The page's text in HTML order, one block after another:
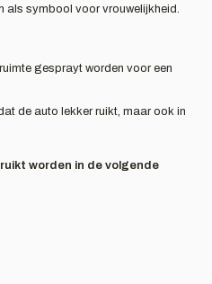
als symbool voor vrouwelijkheid.
gesprayt worden voor een
de auto lekker ruikt, maar ook in
worden in de volgende